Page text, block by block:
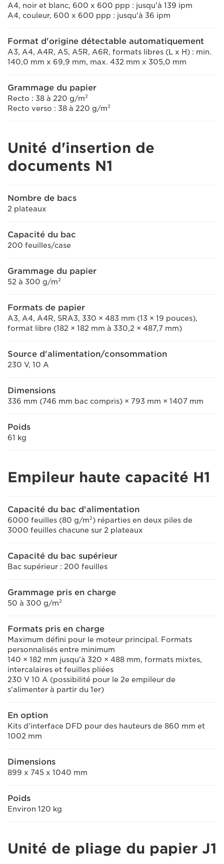
A4, noir et blanc, 600 x 600 ppp : jusqu'à 139 ipm
A4, couleur, 600 x 600 ppp : jusqu'à 36 ipm
Format d'origine détectable automatiquement
A3, A4, A4R, A5, A5R, A6R, formats libres (L x H) : min.
140,0 mm x 69,9 mm, max. 432 mm x 305,0 mm
Grammage du papier
Recto : 38 à 220 g/m²
Recto verso : 38 à 220 g/m²
Unité d'insertion de
documents N1
Nombre de bacs
2 plateaux
Capacité du bac
200 feuilles/case
Grammage du papier
52 à 300 g/m²
Formats de papier
A3, A4, A4R, SRA3, 330 × 483 mm (13 × 19 pouces),
format libre (182 × 182 mm à 330,2 × 487,7 mm)
Source d'alimentation/consommation
230 V, 10 A
Dimensions
336 mm (746 mm bac compris) × 793 mm × 1407 mm
Poids
61 kg
Empileur haute capacité H1
Capacité du bac d'alimentation
6000 feuilles (80 g/m²) réparties en deux piles de
3000 feuilles chacune sur 2 plateaux
Capacité du bac supérieur
Bac supérieur : 200 feuilles
Grammage pris en charge
50 à 300 g/m²
Formats pris en charge
Maximum défini pour le moteur principal. Formats
personnalisés entre minimum
140 × 182 mm jusqu'à 320 × 488 mm, formats mixtes,
intercalaires et feuilles pliées
230 V 10 A (possibilité pour le 2e empileur de
s'alimenter à partir du 1er)
En option
Kits d'interface DFD pour des hauteurs de 860 mm et
1002 mm
Dimensions
899 x 745 x 1040 mm
Poids
Environ 120 kg
Unité de pliage du papier J1